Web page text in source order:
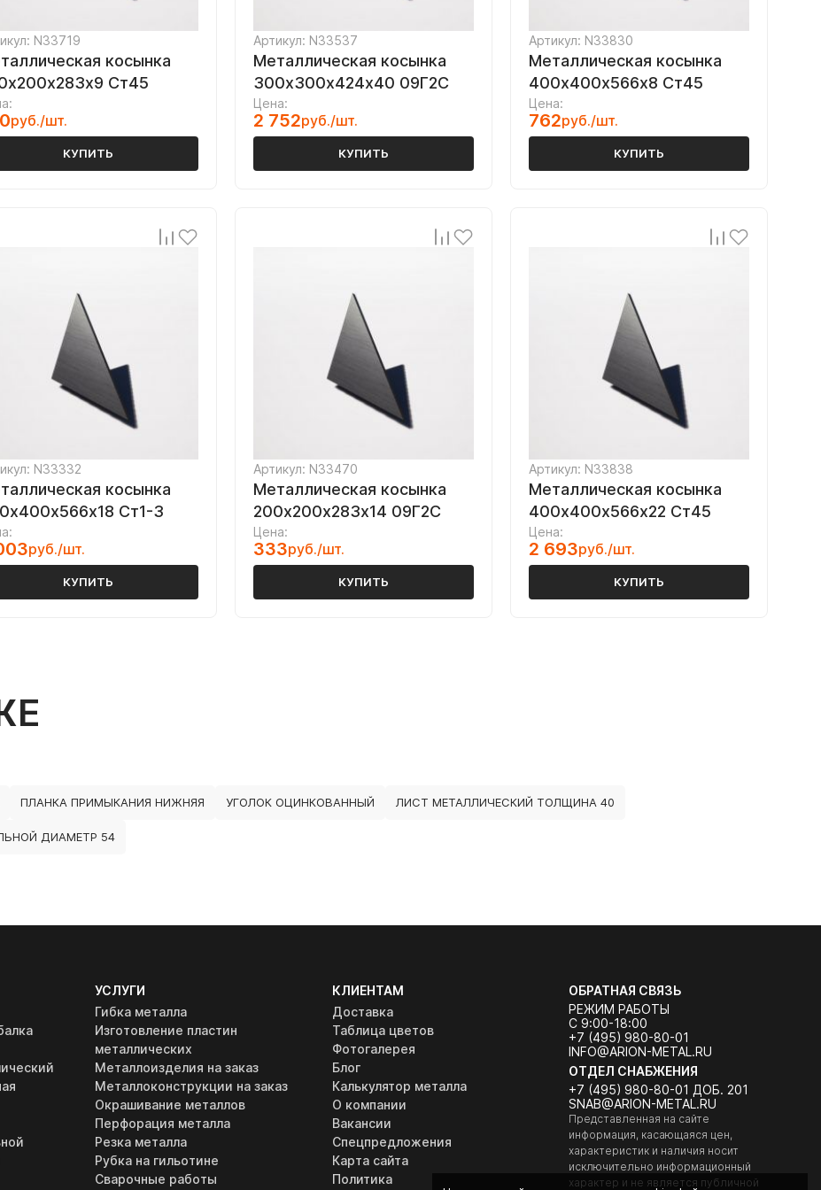
N33719
косынка
Ст45
руб./шт.
КУПИТЬ
Артикул: N33537
Металлическая косынка
300х300х424х40 09Г2С
Цена:
2 752руб./шт.
КУПИТЬ
Артикул: N33830
Металлическая косынка
400х400х566х8 Ст45
Цена:
762руб./шт.
КУПИТЬ
N33332
косынка
Ст1-3
руб./шт.
КУПИТЬ
Артикул: N33470
Металлическая косынка
200х200х283х14 09Г2С
Цена:
333руб./шт.
КУПИТЬ
Артикул: N33838
Металлическая косынка
400х400х566х22 Ст45
Цена:
2 693руб./шт.
КУПИТЬ
ПЛАНКА ПРИМЫКАНИЯ НИЖНЯЯ УГОЛОК ОЦИНКОВАННЫЙ ЛИСТ МЕТАЛЛИЧЕСКИЙ ТОЛЩИНА 40
ДИАМЕТР 54
УСЛУГИ
Гибка металла
Изготовление пластин
металлических
Металлоизделия на заказ
Металлоконструкции на заказ
Окрашивание металлов
Перфорация металла
Резка металла
Рубка на гильотине
Сварочные работы
КЛИЕНТАМ
Доставка
Таблица цветов
Фотогалерея
Блог
Калькулятор металла
О компании
Вакансии
Спецпредложения
Карта сайта
Политика
ОБРАТНАЯ СВЯЗЬ
РЕЖИМ РАБОТЫ
С 9:00-18:00
+7 (495) 980-80-01
INFO@ARION-METAL.RU
ОТДЕЛ СНАБЖЕНИЯ
+7 (495) 980-80-01 ДОБ. 201
SNAB@ARION-METAL.RU
Представленная на сайте
информация, касающаяся цен,
характеристик и наличия носит
исключительно информационный
характер и не является публичной